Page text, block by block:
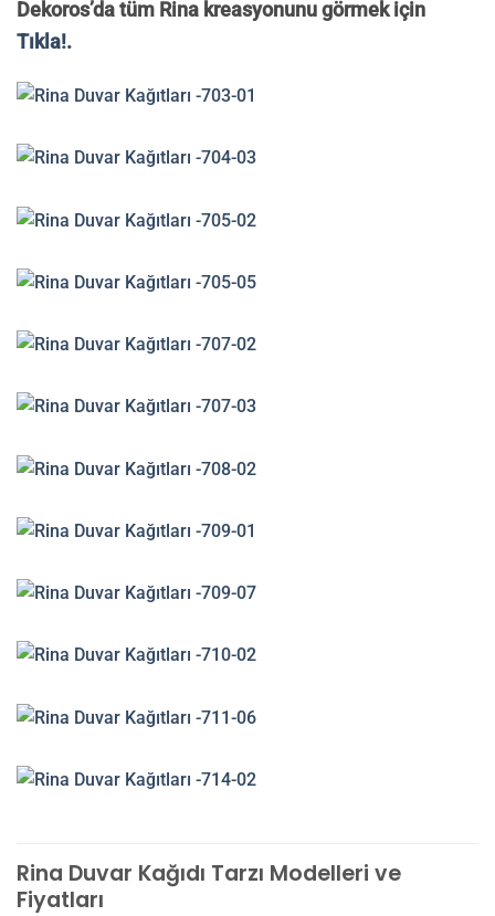
Dekoros’da tüm Rina kreasyonunu görmek için
Tıkla!.
Rina Duvar Kağıdı Tarzı Modelleri ve
Fiyatları